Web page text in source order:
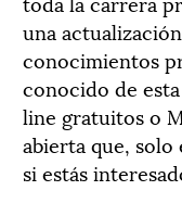
una
conocimientos
conocido de
line gratuitos o
abierta que, solo
si estás